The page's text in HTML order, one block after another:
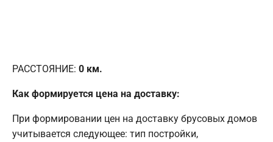
РАССТОЯНИЕ: 0 км.
Как формируется цена на доставку:
При формировании цен на доставку брусовых домов
учитывается следующее: тип постройки,